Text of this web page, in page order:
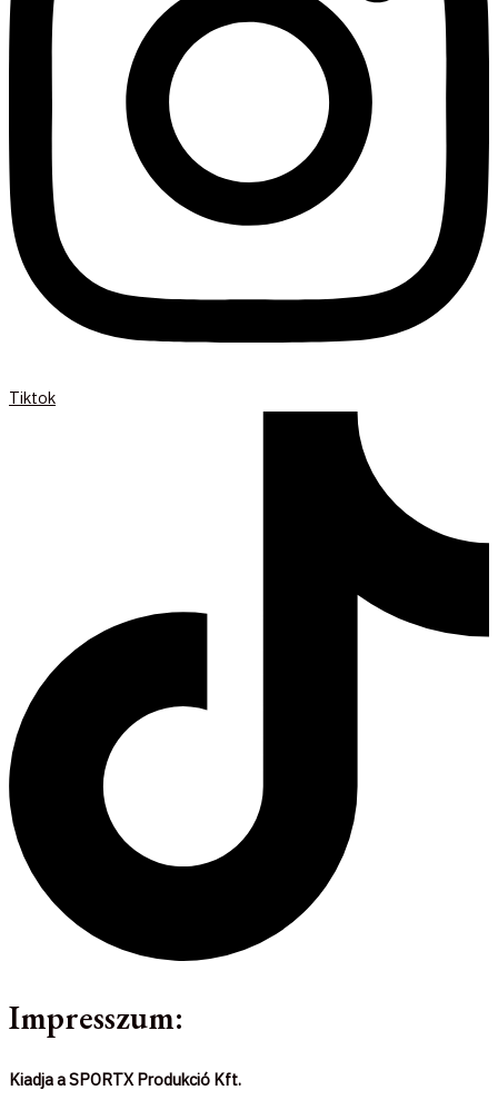
Tiktok
Impresszum:
Kiadja a SPORTX Produkció Kft.